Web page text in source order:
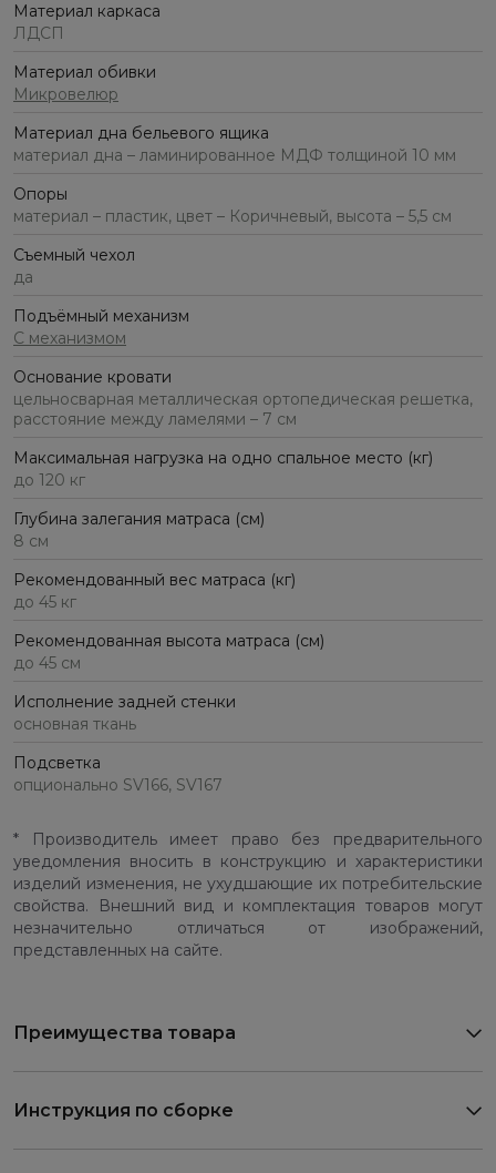
Материал каркаса
ЛДСП
Материал обивки
Микровелюр
Материал дна бельевого ящика
материал дна – ламинированное МДФ толщиной 10 мм
Опоры
материал – пластик, цвет – Коричневый, высота – 5,5 см
Съемный чехол
да
Подъёмный механизм
С механизмом
Основание кровати
цельносварная металлическая ортопедическая решетка,
расстояние между ламелями – 7 см
Максимальная нагрузка на одно спальное место (кг)
до 120 кг
Глубина залегания матраса (см)
8 см
Рекомендованный вес матраса (кг)
до 45 кг
Рекомендованная высота матраса (см)
до 45 см
Исполнение задней стенки
основная ткань
Подсветка
опционально SV166, SV167
* Производитель имеет право без предварительного
уведомления вносить в конструкцию и характеристики
изделий изменения, не ухудшающие их потребительские
свойства. Внешний вид и комплектация товаров могут
незначительно отличаться от изображений,
представленных на сайте.
Преимущества товара
Инструкция по сборке